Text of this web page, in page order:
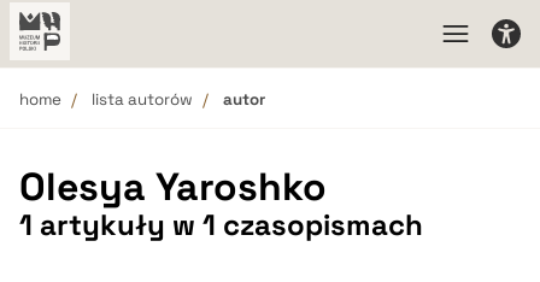
home lista autorów autor
Olesya Yaroshko
1 artykuły w 1 czasopismach